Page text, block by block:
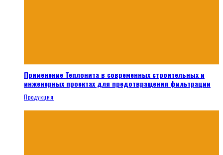
Применение Теплонита в современных строительных и
инженерных проектах для предотвращения фильтрации
Продукция